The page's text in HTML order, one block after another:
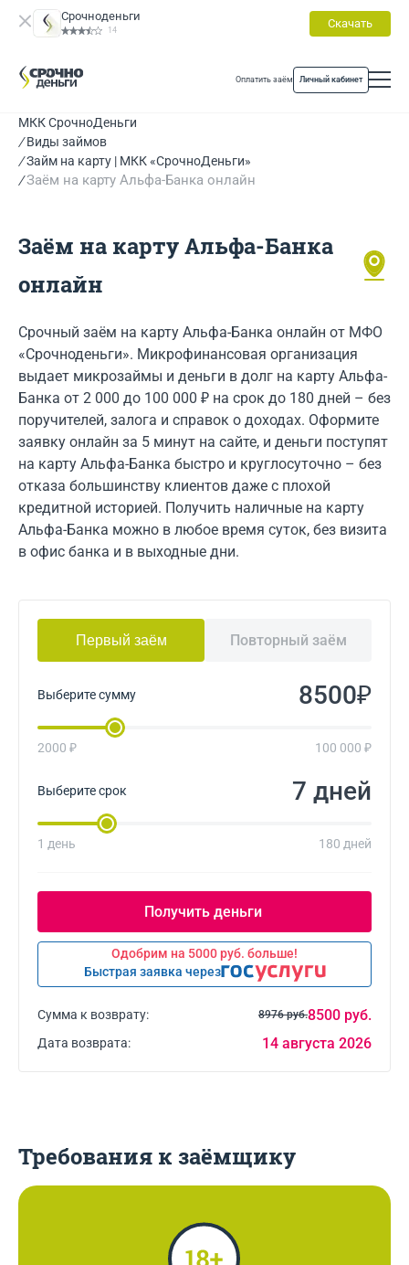
Срочноденьги
14 Скачать
Оплатить заём Личный кабинет
МКК СрочноДеньги
Виды займов
Займ на карту | МКК «СрочноДеньги»
Заём на карту Альфа-Банка онлайн
Заём на карту Альфа-Банка
онлайн
Срочный заём на карту Альфа-Банка онлайн от МФО
«Срочноденьги». Микрофинансовая организация
выдает микрозаймы и деньги в долг на карту Альфа-
Банка от 2 000 до 100 000 ₽ на срок до 180 дней – без
поручителей, залога и справок о доходах. Оформите
заявку онлайн за 5 минут на сайте, и деньги поступят
на карту Альфа-Банка быстро и круглосуточно – без
отказа большинству клиентов даже с плохой
кредитной историей. Получить наличные на карту
Альфа-Банка можно в любое время суток, без визита
в офис банка и в выходные дни.
Первый заём Повторный заём
Выберите сумму ₽
2000 ₽ 100 000 ₽
Выберите срок дней
1 день 180 дней
Одобрим на 5000 руб. больше!
Быстрая заявка через
Сумма к возврату: 8500 руб.
8976 руб.
Дата возврата: 14 августа 2026
Требования к заёмщику